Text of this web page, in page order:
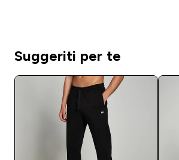
Suggeriti per te